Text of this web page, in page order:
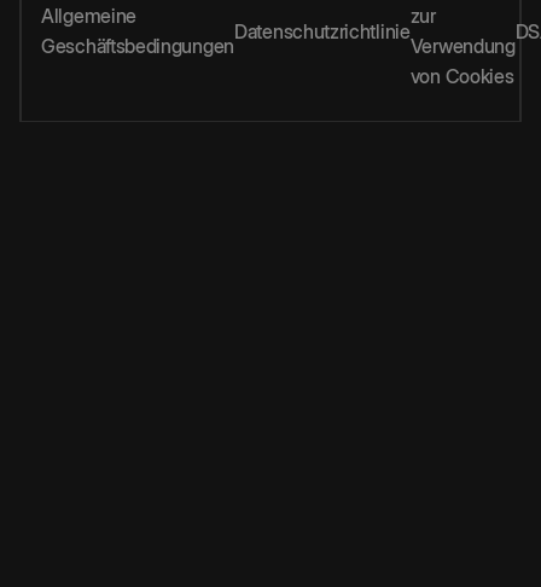
Allgemeine
Geschäftsbedingungen
Datenschutzrichtlinie
zur
Verwendung
von Cookies